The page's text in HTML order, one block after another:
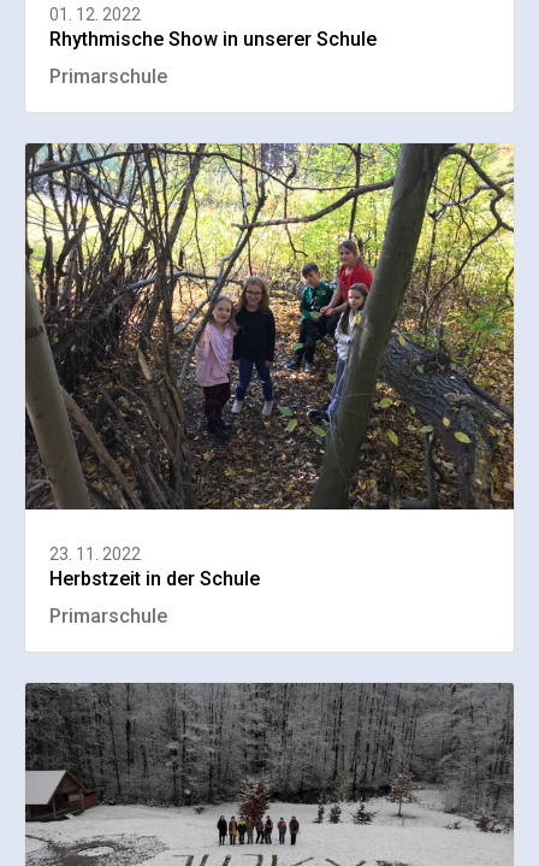
01. 12. 2022
Rhythmische Show in unserer Schule
Primarschule
23. 11. 2022
Herbstzeit in der Schule
Primarschule